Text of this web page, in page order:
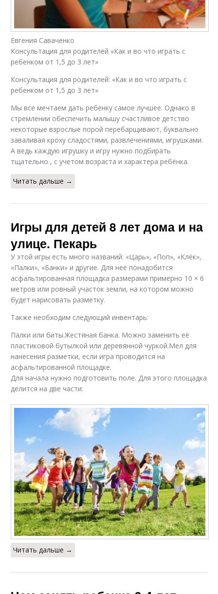
Евгения Саваченко
Консультация для родителей «Как и во что играть с
ребенком от 1,5 до 3 лет»
Консультация для родителей: «Как и во что играть с
ребенком от 1,5 до 3 лет»
Мы все мечтаем дать ребенку самое лучшее. Однако в
стремлении обеспечить малышу счастливое детство
некоторые взрослые порой перебарщивают, буквально
заваливая кроху сладостями, развлечениями, игрушками.
А ведь каждую игрушку и игру нужно подбирать
тщательно , с учетом возраста и характера ребёнка.
Читать дальше →
Игры для детей 8 лет дома и на
улице. Пекарь
У этой игры есть много названий: «Царь», «Поп», «Клёк»,
«Палки», «Банки» и другие. Для неё понадобится
асфальтированная площадка размерами примерно 10 × 6
метров или ровный участок земли, на котором можно
будет нарисовать разметку.
Также необходим следующий инвентарь:
Палки или биты.Жестяная банка. Можно заменить её
пластиковой бутылкой или деревянной чуркой.Мел для
нанесения разметки, если игра проводится на
асфальтированной площадке.
Для начала нужно подготовить поле. Для этого площадка
делится на две части:
Читать дальше →